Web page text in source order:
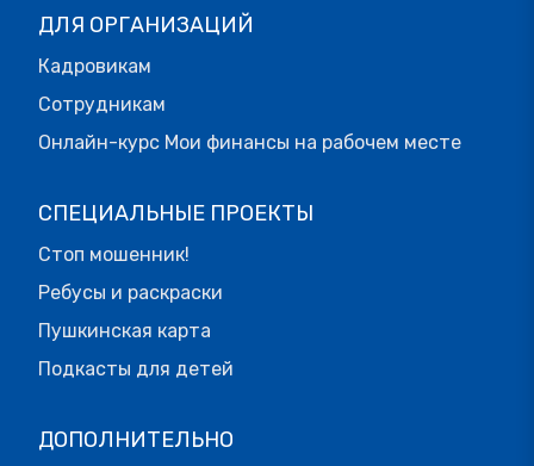
ДЛЯ ОРГАНИЗАЦИЙ
Кадровикам
Сотрудникам
Онлайн-курс Мои финансы на рабочем месте
СПЕЦИАЛЬНЫЕ ПРОЕКТЫ
Стоп мошенник!
Ребусы и раскраски
Пушкинская карта
Подкасты для детей
ДОПОЛНИТЕЛЬНО